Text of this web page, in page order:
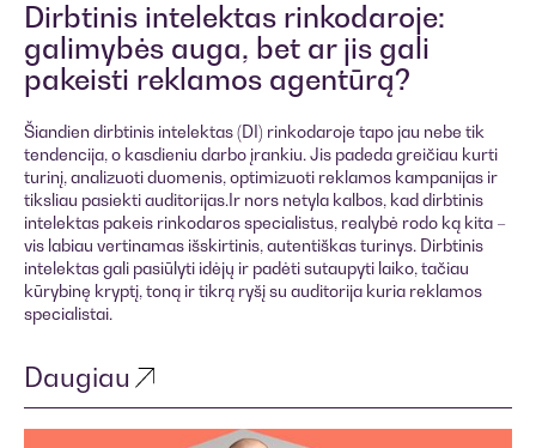
Dirbtinis intelektas rinkodaroje:
galimybės auga, bet ar jis gali
pakeisti reklamos agentūrą?
Šiandien dirbtinis intelektas (DI) rinkodaroje tapo jau nebe tik
tendencija, o kasdieniu darbo įrankiu. Jis padeda greičiau kurti
turinį, analizuoti duomenis, optimizuoti reklamos kampanijas ir
tiksliau pasiekti auditorijas.‍Ir nors netyla kalbos, kad dirbtinis
intelektas pakeis rinkodaros specialistus, realybė rodo ką kita –
vis labiau vertinamas išskirtinis, autentiškas turinys. Dirbtinis
intelektas gali pasiūlyti idėjų ir padėti sutaupyti laiko, tačiau
kūrybinę kryptį, toną ir tikrą ryšį su auditorija kuria reklamos
specialistai.
Daugiau